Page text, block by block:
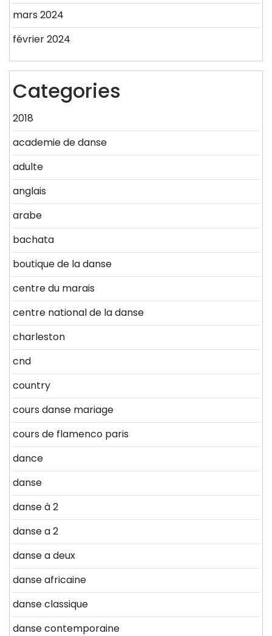
mars 2024
février 2024
Categories
2018
academie de danse
adulte
anglais
arabe
bachata
boutique de la danse
centre du marais
centre national de la danse
charleston
cnd
country
cours danse mariage
cours de flamenco paris
dance
danse
danse à 2
danse a 2
danse a deux
danse africaine
danse classique
danse contemporaine